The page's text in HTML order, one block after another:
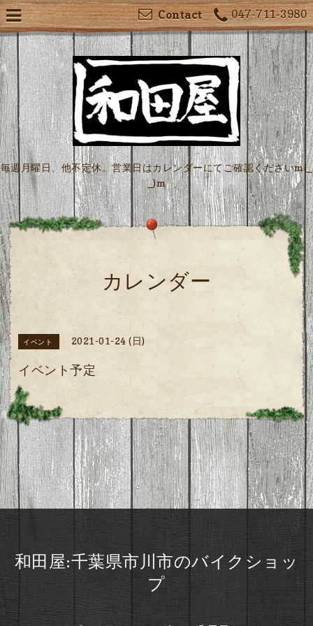
047-711-3980
Contact
毎週月曜日、他不定休。営業日はカレンダーにてご確認くださいm(_
_)m
カレンダー
イベント 2021-01-24 (日)
イベント予定
和田屋:千葉県市川市のバイクショッ
プ